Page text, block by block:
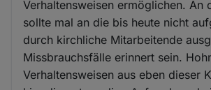
Verhaltensweisen ermöglichen. An
sollte mal an die bis heute nicht
durch kirchliche Mitarbeitende
Missbrauchsfälle erinnert sein.
Verhaltensweisen aus eben dieser